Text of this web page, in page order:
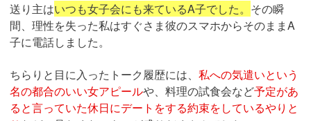
送り主はいつも女子会にも来ているA子でした。 その瞬
間、理性を失った私はすぐさま彼のスマホからそのままA
子に電話しました。
ちらりと目に入ったトーク履歴には、 私への気遣いという
名の都合のいい女アピールや、料理の試食会など予定があ
ると言っていた休日にデートをする約束をしているやりと